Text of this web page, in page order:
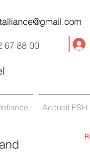
67 88 00
Accueil PSH